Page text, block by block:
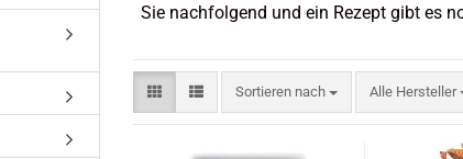
Sie nachfolgend und ein Rezept gibt es
Sortieren nach
Sortieren nach Alle Hersteller